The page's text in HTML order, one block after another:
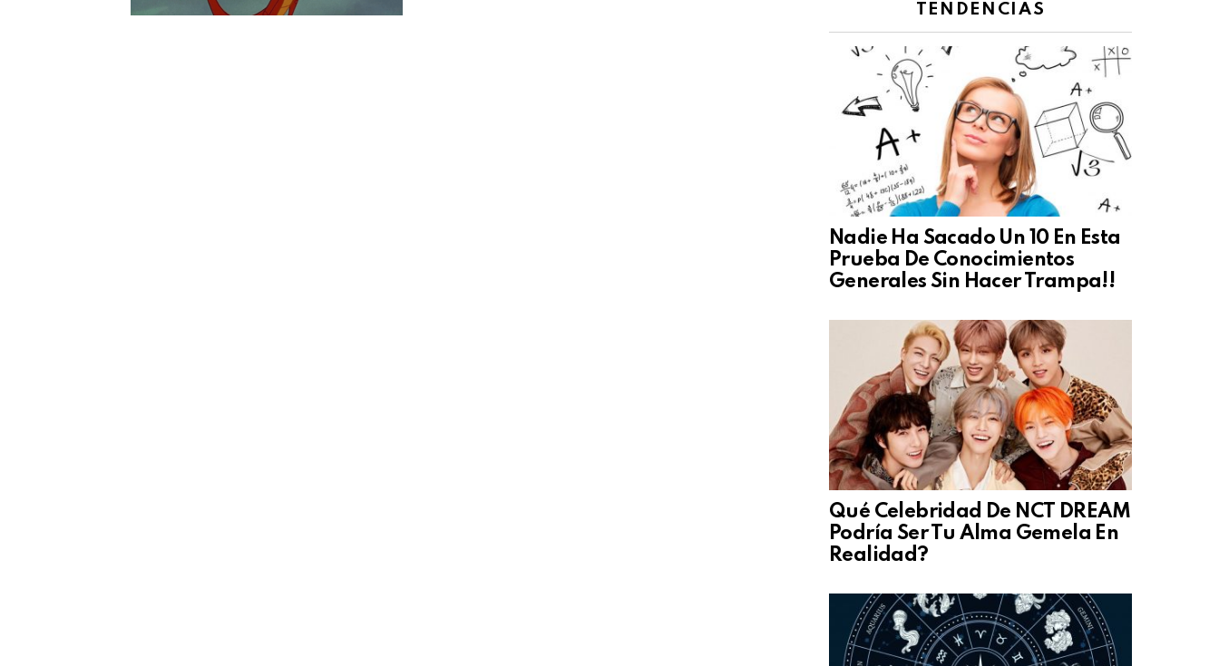
TENDENCIAS
Nadie Ha Sacado Un 10 En Esta
Prueba De Conocimientos
Generales Sin Hacer Trampa!!
Qué Celebridad De NCT DREAM
Podría Ser Tu Alma Gemela En
Realidad?